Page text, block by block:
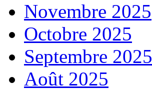
Novembre 2025
Octobre 2025
Septembre 2025
Août 2025